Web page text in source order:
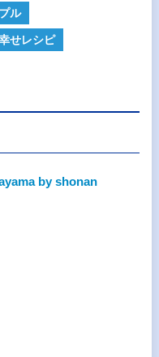
ル
せレシピ
by shonan